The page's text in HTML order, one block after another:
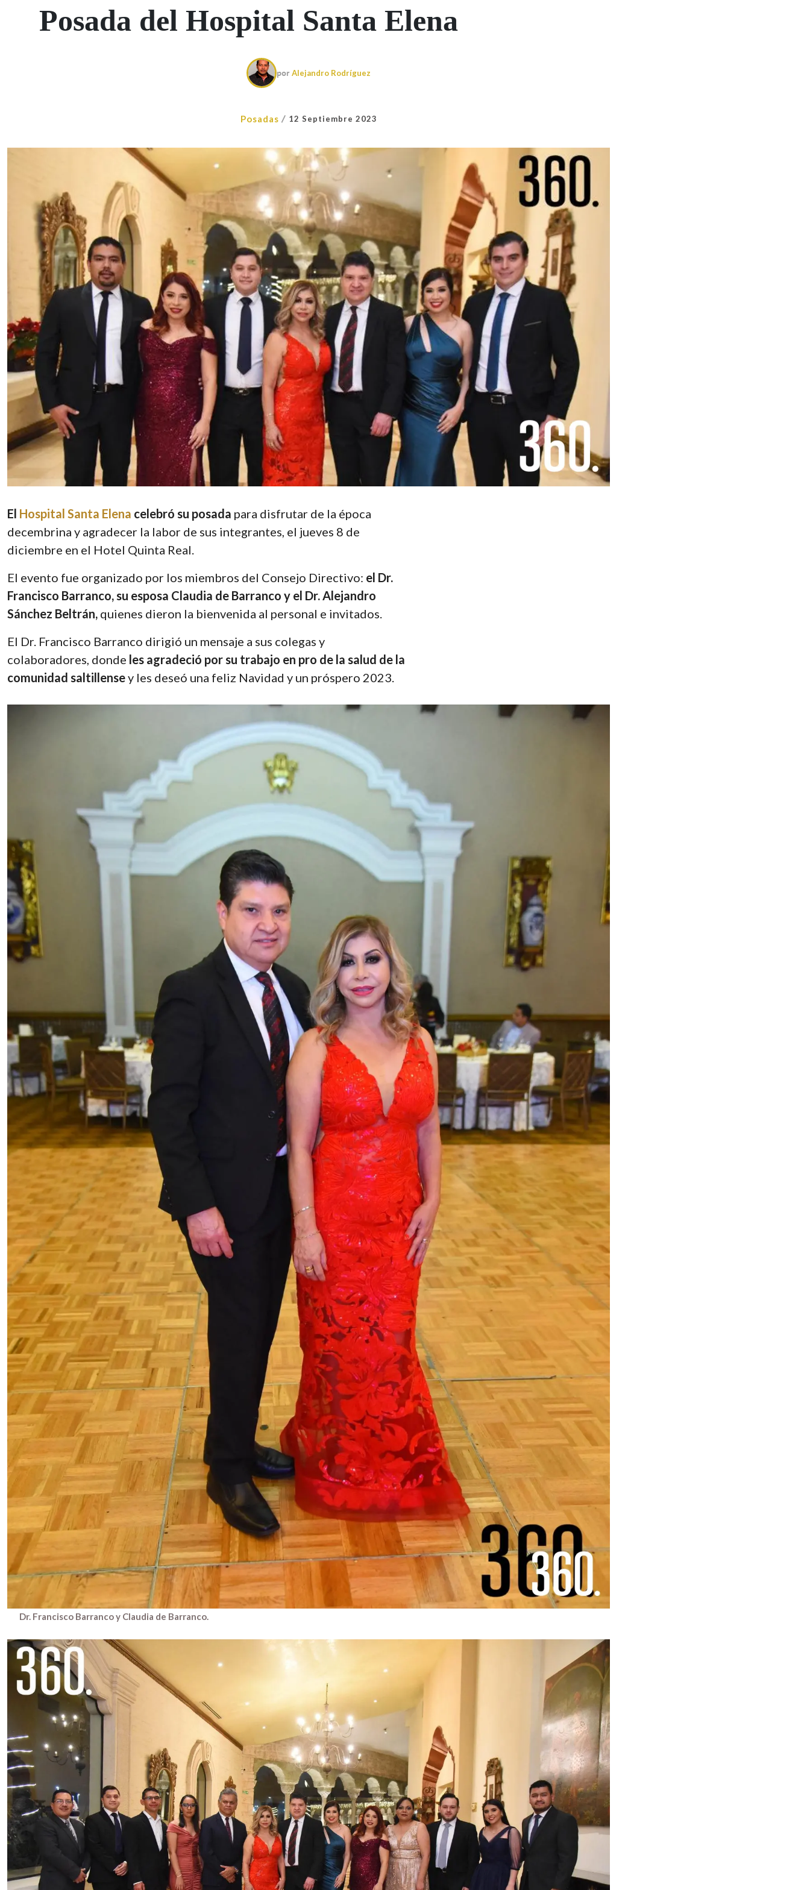
Posada del Hospital Santa Elena
por Alejandro Rodríguez
Posadas / 12 Septiembre 2023
El Hospital Santa Elena celebró su posada para disfrutar de la época
decembrina y agradecer la labor de sus integrantes, el jueves 8 de
diciembre en el Hotel Quinta Real.
El evento fue organizado por los miembros del Consejo Directivo: el Dr.
Francisco Barranco, su esposa Claudia de Barranco y el Dr. Alejandro
Sánchez Beltrán, quienes dieron la bienvenida al personal e invitados.
El Dr. Francisco Barranco dirigió un mensaje a sus colegas y
colaboradores, donde les agradeció por su trabajo en pro de la salud de la
comunidad saltillensey les deseó una feliz Navidad y un próspero 2023.
Dr. Francisco Barranco y Claudia de Barranco.